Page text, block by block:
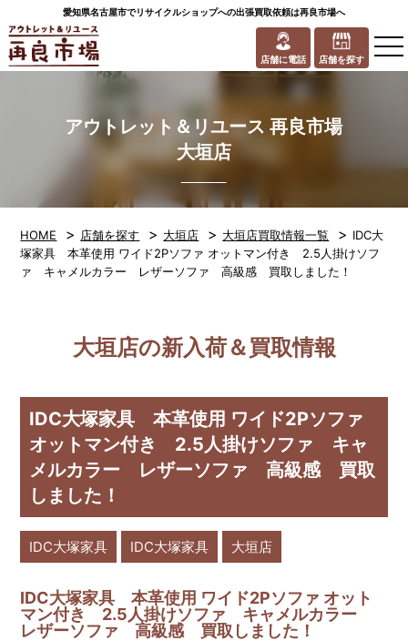
愛知県名古屋市でリサイクルショップへの出張買取依頼は再良市場へ
店舗に電話 店舗を探す
アウトレット＆リユース 再良市場
大垣店
HOME > 店舗を探す > 大垣店 > 大垣店買取情報一覧 > IDC大
塚家具 本革使用 ワイド2Pソファ オットマン付き 2.5人掛けソフ
ァ キャメルカラー レザーソファ 高級感 買取しました！
大垣店の新入荷＆買取情報
IDC大塚家具 本革使用 ワイド2Pソファ
オットマン付き 2.5人掛けソファ キャ
メルカラー レザーソファ 高級感 買取
しました！
IDC大塚家具 IDC大塚家具 大垣店
IDC大塚家具 本革使用 ワイド2Pソファ オット
マン付き 2.5人掛けソファ キャメルカラー
レザーソファ 高級感 買取しました！